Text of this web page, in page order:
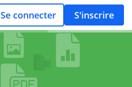
Se connecter S'inscrire